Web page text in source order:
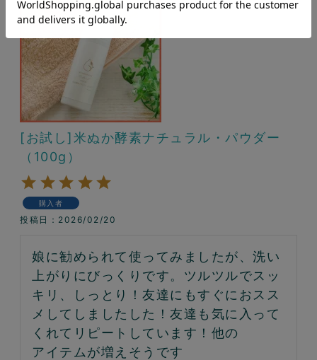
[お試し]米ぬか酵素ナチュラル・パウダー
（100g）
購入者
投稿日 2026/02/20
娘に勧められて使ってみましたが、洗い
上がりにびっくりです。ツルツルでスッ
キリ、しっとり！友達にもすぐにおスス
メしてしましたした！友達も気に入って
くれてリピートしています！他の
アイテムが増えそうです